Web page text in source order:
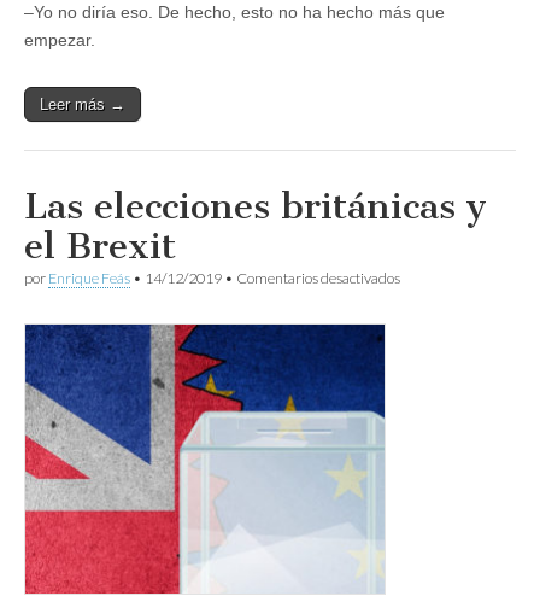
–Yo no diría eso. De hecho, esto no ha hecho más que
empezar.
Leer más →
Las elecciones británicas y
el Brexit
por Enrique Feás • 14/12/2019 • Comentarios desactivadosen